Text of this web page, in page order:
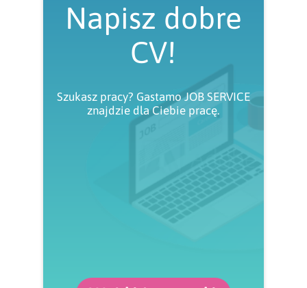
Napisz dobre
CV!
Szukasz pracy? Gastamo JOB SERVICE
znajdzie dla Ciebie pracę.